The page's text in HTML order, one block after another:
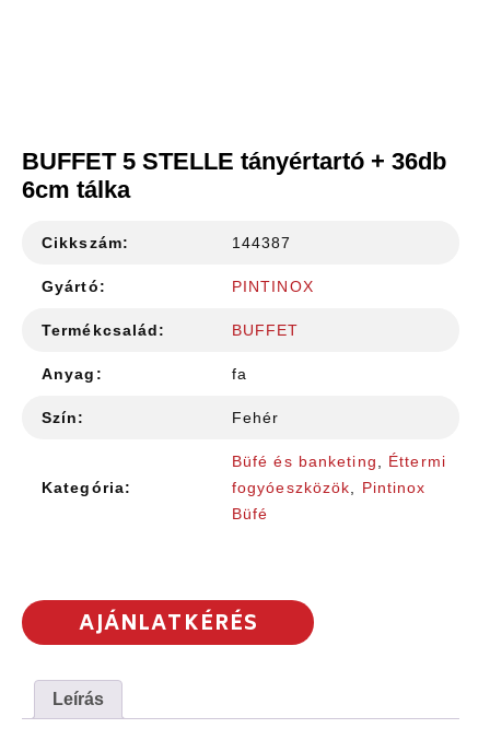
BUFFET 5 STELLE tányértartó + 36db
6cm tálka
Cikkszám: 144387
Gyártó: PINTINOX
Termékcsalád: BUFFET
Anyag: fa
Szín: Fehér
Kategória:
Büfé és banketing
Éttermi
fogyóeszközök
Pintinox
Büfé
AJÁNLATKÉRÉS
Leírás